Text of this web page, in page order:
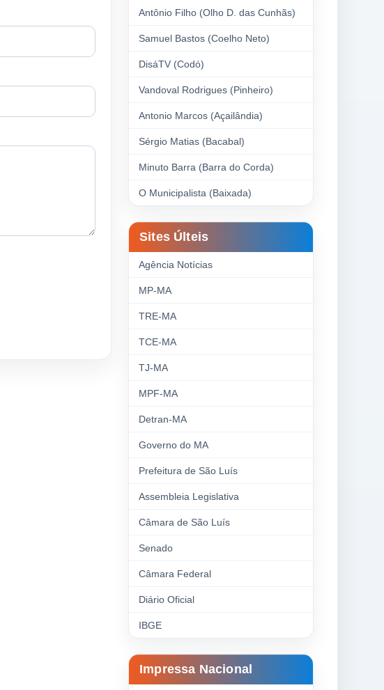
Antônio Filho (Olho D. das Cunhãs)
Samuel Bastos (Coelho Neto)
DisáTV (Codó)
Vandoval Rodrigues (Pinheiro)
Antonio Marcos (Açailândia)
Sérgio Matias (Bacabal)
Minuto Barra (Barra do Corda)
O Municipalista (Baixada)
Sites Últeis
Agência Notícias
MP-MA
TRE-MA
TCE-MA
TJ-MA
MPF-MA
Detran-MA
Governo do MA
Prefeitura de São Luís
Assembleia Legislativa
Câmara de São Luís
Senado
Câmara Federal
Diário Oficial
IBGE
Impressa Nacional